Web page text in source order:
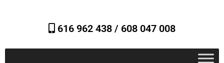
616 962 438 / 608 047 008